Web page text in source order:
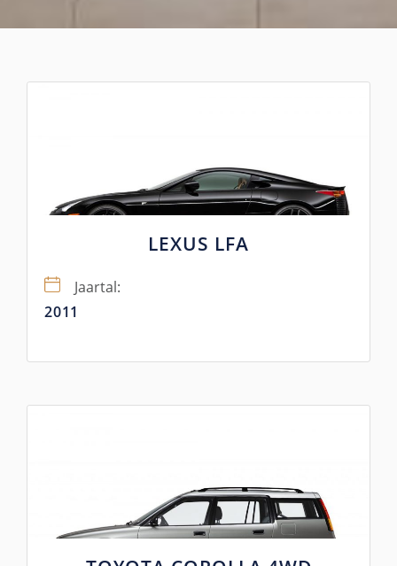
LEXUS LFA
Jaartal:
2011